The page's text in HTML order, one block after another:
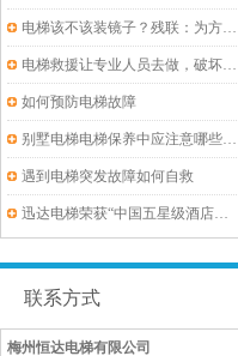
电梯该不该装镜子？残联：为方便轮椅进出,要装
电梯救援让专业人员去做，破坏性救援很危险！
如何预防电梯故障
别墅电梯电梯保养中应注意哪些问题
遇到电梯突发故障如何自救
迅达电梯荣获“中国五星级酒店首选电梯品牌”盛誉
联系方式
梅州恒达电梯有限公司